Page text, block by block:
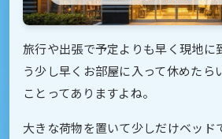
旅行や出張で予定よりも早く現地に
う少し早くお部屋に入って休めたら
ことってありますよね。
大きな荷物を置いて少しだけベッド